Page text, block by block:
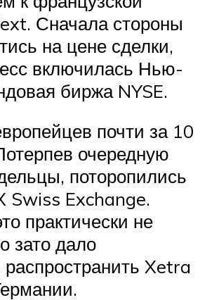
Сначала стороны
на цене сделки,
включилась Нью-
биржа NYSE.
почти за 10
очередную
поторопились
Swiss Exchange.
практически не
зато дало
Xetra